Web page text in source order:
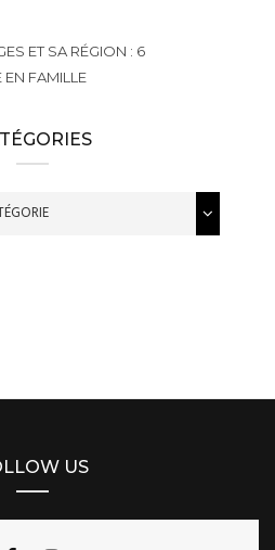
ET SA RÉGION : 6
EN FAMILLE
US